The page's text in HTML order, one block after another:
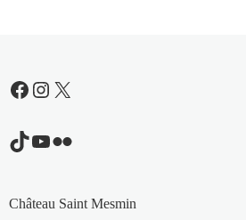
Facebook
Instagram
X
TikTok
YouTube
Flickr
Château Saint Mesmin